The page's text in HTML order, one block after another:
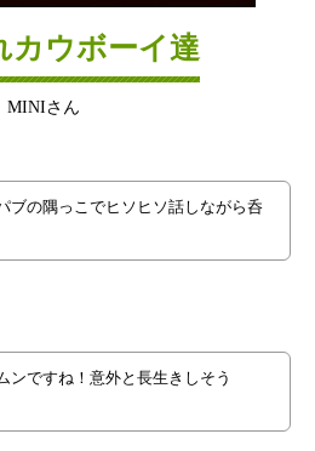
カウボーイ達
MINIさん
ブの隅っこでヒソヒソ話しながら呑
ンですね！意外と長生きしそう